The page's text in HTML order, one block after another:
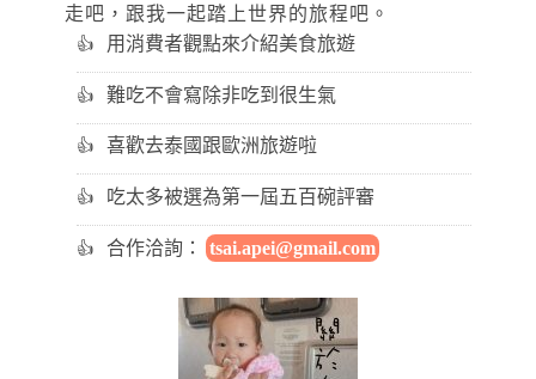
走吧，跟我一起踏上世界的旅程吧。
用消費者觀點來介紹美食旅遊
難吃不會寫除非吃到很生氣
喜歡去泰國跟歐洲旅遊啦
吃太多被選為第一屆五百碗評審
合作洽詢： tsai.apei@gmail.com